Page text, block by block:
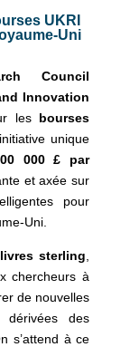
UKRI
Uni
Council
Innovation
les bourses
unique
000 £ par
et axée sur
pour
Uni.
sterling
chercheurs à
de nouvelles
dérivées des
s’attend à ce